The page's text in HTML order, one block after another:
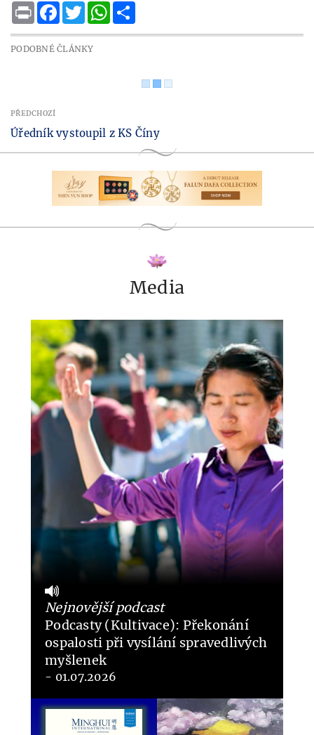
Print FacebookTwitterWhatsApp
PODOBNÉ ČLÁNKY
PŘEDCHOZÍ
Úředník vystoupil z KS Číny
Media
Nejnovější podcast
Podcasty (Kultivace): Překonání
ospalosti při vysílání spravedlivých
myšlenek
- 01.07.2026